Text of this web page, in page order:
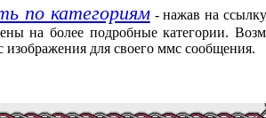
по категориям- нажав на
на более подробные категории.
изображения для своего ммс сообщения.